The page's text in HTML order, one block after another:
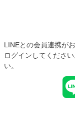
LINEとの会員連携が
ログインしてください
い。